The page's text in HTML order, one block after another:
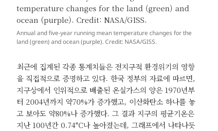
Annual and five-year running mean temperature changes for the
land (green) and ocean (purple). Credit: NASA/GISS.
최근에 집계된 각종 통계치들은 전지구적 환경위기의 영향
을 직접적으로 증명하고 있다. 한국 정부의 자료에 따르면,
지구상에서 인위적으로 배출된 온실가스의 양은 1970년부
터 2004년까지 약70%가 증가했고, 이산화탄소 하나를 놓
고 보아도 약80%나 증가했다. 그 결과 지구의 평균기온은
지난 100년간 0.74°C나 높아졌는데, 그래프에서 나타나듯